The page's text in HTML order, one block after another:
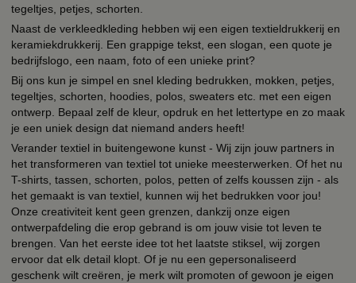
tegeltjes, petjes, schorten.
Naast de verkleedkleding hebben wij een eigen textieldrukkerij en
keramiekdrukkerij. Een grappige tekst, een slogan, een quote je
bedrijfslogo, een naam, foto of een unieke print?
Bij ons kun je simpel en snel kleding bedrukken, mokken, petjes,
tegeltjes, schorten, hoodies, polos, sweaters etc. met een eigen
ontwerp. Bepaal zelf de kleur, opdruk en het lettertype en zo maak
je een uniek design dat niemand anders heeft!
Verander textiel in buitengewone kunst - Wij zijn jouw partners in
het transformeren van textiel tot unieke meesterwerken. Of het nu
T-shirts, tassen, schorten, polos, petten of zelfs koussen zijn - als
het gemaakt is van textiel, kunnen wij het bedrukken voor jou!
Onze creativiteit kent geen grenzen, dankzij onze eigen
ontwerpafdeling die erop gebrand is om jouw visie tot leven te
brengen. Van het eerste idee tot het laatste stiksel, wij zorgen
ervoor dat elk detail klopt. Of je nu een gepersonaliseerd
geschenk wilt creëren, je merk wilt promoten of gewoon je eigen